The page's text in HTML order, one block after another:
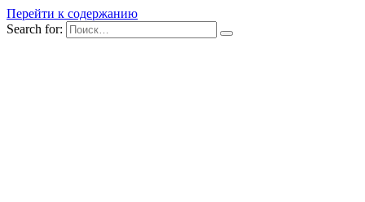
Перейти к содержанию
Search for: